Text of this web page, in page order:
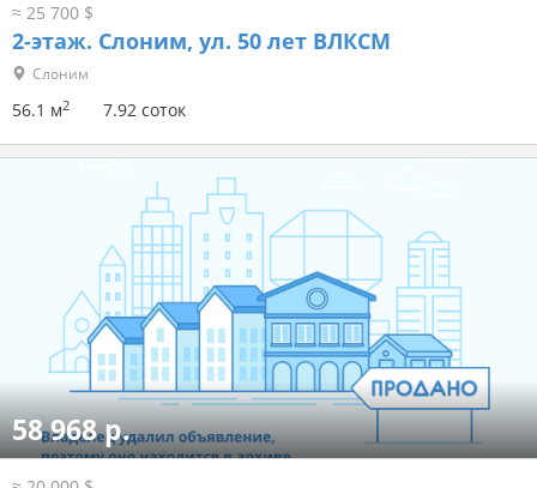
≈ 25 700 $
2-этаж. Слоним, ул. 50 лет ВЛКСМ
Слоним
56.1 м2 7.92 соток
58 968 р.